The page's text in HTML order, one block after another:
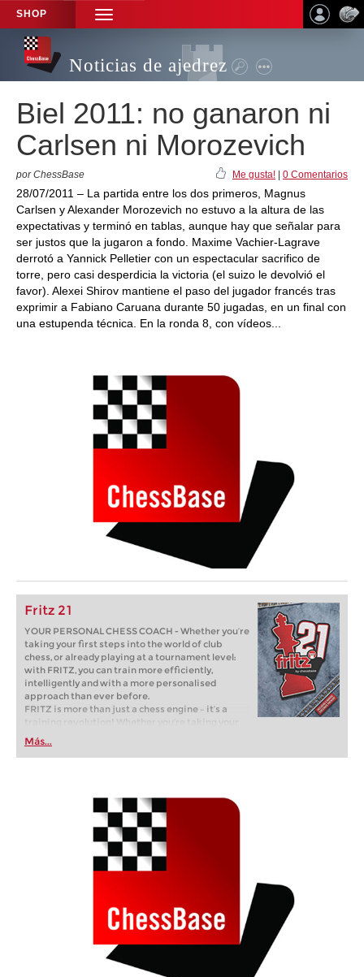
SHOP
TOGGLE
NAVIGATION
Noticias de ajedrez
Biel 2011: no ganaron ni
Carlsen ni Morozevich
por ChessBase Me gusta! 0 Comentarios
28/07/2011 – La partida entre los dos primeros, Magnus
Carlsen y Alexander Morozevich no estuvo a la altura de las
expectativas y terminó en tablas, aunque hay que señalar para
ser justos que la jugaron a fondo. Maxime Vachier-Lagrave
derrotó a Yannick Pelletier con un espectacular sacrifico de
torre, pero casi desperdicia la victoria (el suizo le devolvió el
favor). Alexei Shirov mantiene el paso del jugador francés tras
exprimir a Fabiano Caruana durante 50 jugadas, en un final con
una estupenda técnica. En la ronda 8, con vídeos...
Fritz 21
YOUR PERSONAL CHESS COACH - Whether you’re
taking your first steps into the world of club
chess, or already playing at a tournament level:
with FRITZ, you can train more efficiently,
intelligently and with a more personalised
approach than ever before.
FRITZ is more than just a chess engine – it’s a
training revolution! Whether you’re taking your
first steps into the world of club chess, or already
playing at a tournament level: with FRITZ, you can
train more efficiently, intelligently and with a
Más...